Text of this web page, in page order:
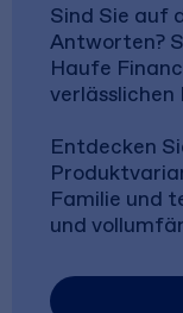
Sind Sie auf
Antworten?
Haufe
Entdecken
Familie und
und